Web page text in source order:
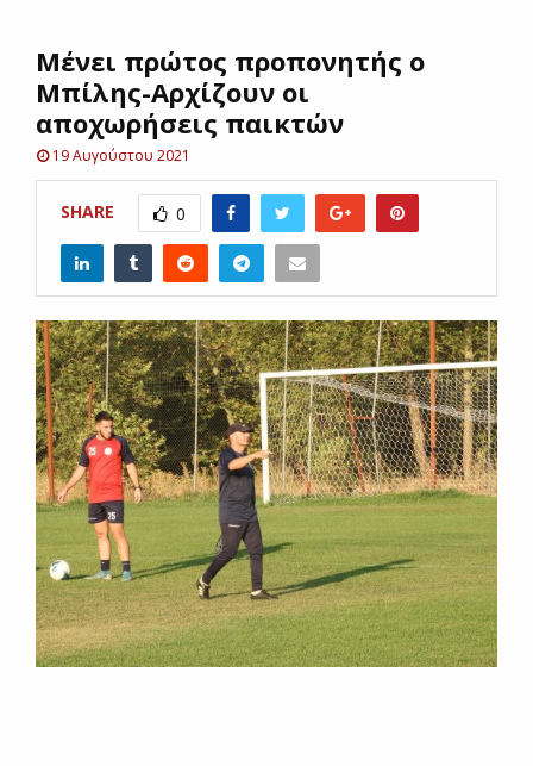
UΜένει πρώτος προπονητής ο
Μπίλης-Αρχίζουν οι
αποχωρήσεις παικτών
19 Αυγούστου 2021
SHARE 0